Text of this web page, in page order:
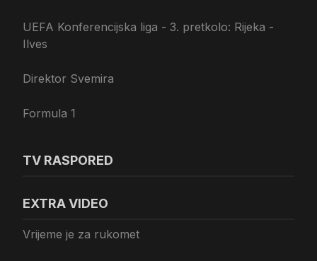
UEFA Konferencijska liga - 3. pretkolo: Rijeka -
Ilves
Direktor Svemira
Formula 1
TV RASPORED
EXTRA VIDEO
Vrijeme je za rukomet